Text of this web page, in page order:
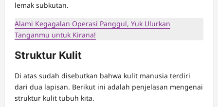
lemak subkutan.
Alami Kegagalan Operasi Panggul, Yuk Ulurkan
Tanganmu untuk Kirana!
Struktur Kulit
Di atas sudah disebutkan bahwa kulit manusia terdiri
dari dua lapisan. Berikut ini adalah penjelasan mengenai
struktur kulit tubuh kita.